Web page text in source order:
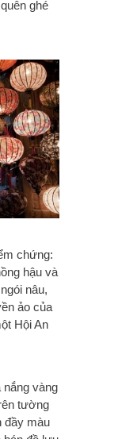
ghé
chứng:
hậu và
nâu,
ảo của
Hội An
nắng vàng
tường
đầy màu